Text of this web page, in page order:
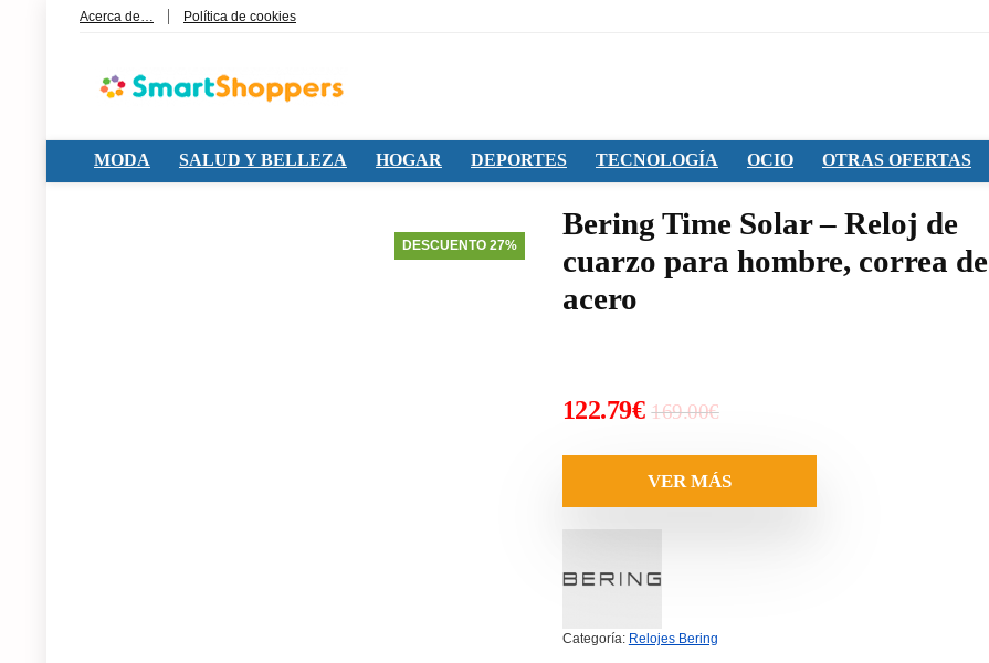
Acerca de… Política de cookies
MODA SALUD Y BELLEZA HOGAR DEPORTES TECNOLOGÍA OCIO OTRAS OFERTAS
DESCUENTO 27%
Bering Time Solar – Reloj de
cuarzo para hombre, correa de
acero
169.00€El
original
era:
122.79€
El
actual
es:
VER MÁS
Categoría: Relojes Bering